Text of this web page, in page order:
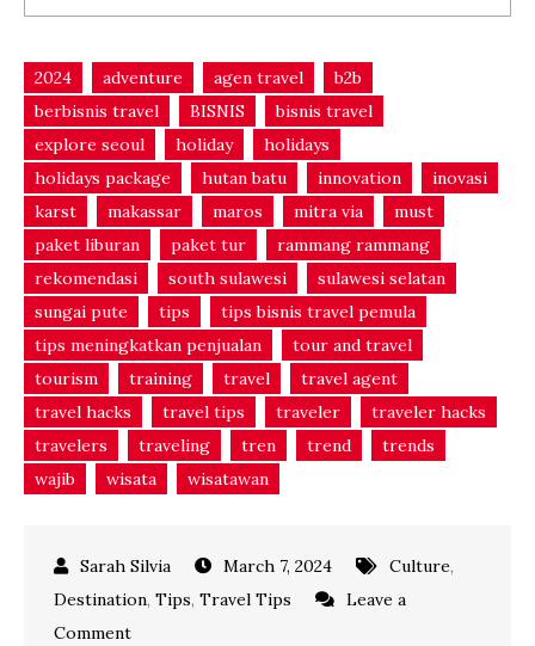
2024 adventure agen travel
b2b
berbisnis travel
BISNIS
bisnis travel
explore seoul
holiday
holidays
holidays package
hutan batu innovation
inovasi
karst
makassar maros mitra via
must
paket liburan
paket tur
rammang rammang
rekomendasi
south sulawesi
sulawesi selatan
sungai pute
tips
tips bisnis travel pemula
tips meningkatkan penjualan
tour and travel
tourism
training travel
travel agent
travel hacks
travel tips traveler
traveler hacks
travelers
traveling tren trend
trends
wajib
wisata wisatawan
March 7, 2024 Culture,
Destination, Tips, Travel Tips
Leave a
Commenton